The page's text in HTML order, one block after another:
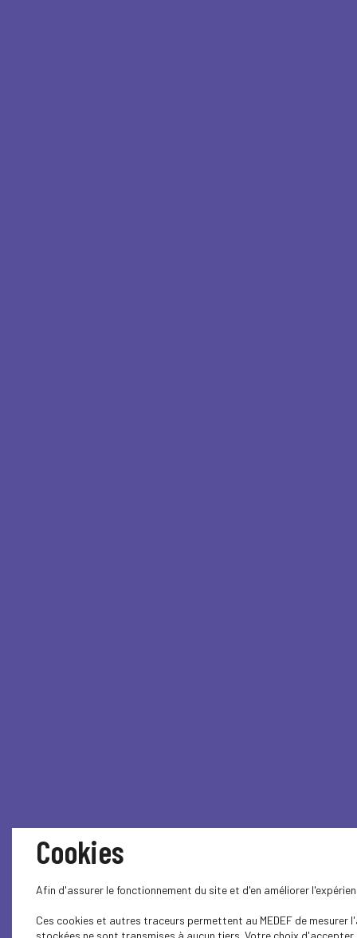
Cookies
Afin d'assurer le fonctionnement du site et d'en améliorer
Ces cookies et autres traceurs permettent au MEDEF de
stockées ne sont transmises à aucun tiers. Votre choix